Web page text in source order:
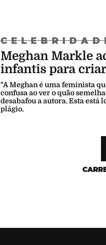
Meghan Markle
infantis para
"A Meghan é uma feminista
confusa ao ver o quão
desabafou a autora. Esta está
plágio.